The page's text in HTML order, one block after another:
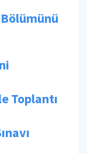
Toplantı